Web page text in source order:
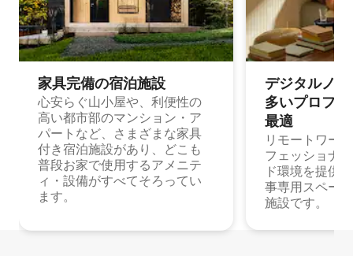
家具完備の宿⁠泊⁠施⁠設
心安らぐ山小屋や、利便性の
高い都市部のマンション・ア
パートなど、さまざまな家具
付き宿泊施設があり、どこも
普段お家で使用するアメニテ
ィ・設備がすべてそろってい
ます。
デジタルノ
多⁠いプ⁠ロ⁠フ⁠
最⁠適
リモートワー
フェッショナ
ド環境を提供
事専用スペー
施設です。